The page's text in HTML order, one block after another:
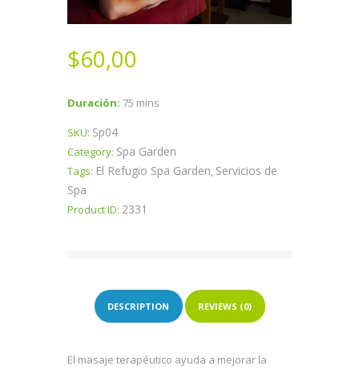
$60,00
Duración: 75 mins
SKU: Sp04
Category: Spa Garden
Tags: El Refugio Spa Garden, Servicios de
Spa
Product ID: 2331
DESCRIPTION REVIEWS (0)
El masaje terapéutico ayuda a mejorar la